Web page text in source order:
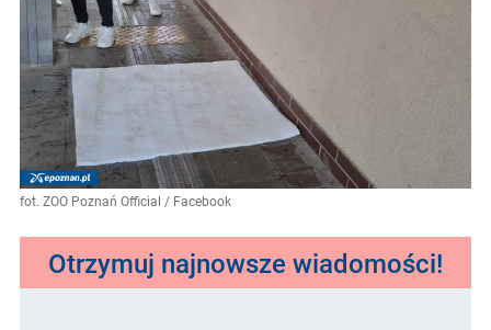
fot. ZOO Poznań Official / Facebook
Otrzymuj najnowsze wiadomości!